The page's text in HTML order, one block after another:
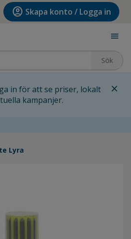
account_circle Skapa konto / Logga in
menu
Sök
in för att se priser, lokalt
kampanjer.
close
Lyra